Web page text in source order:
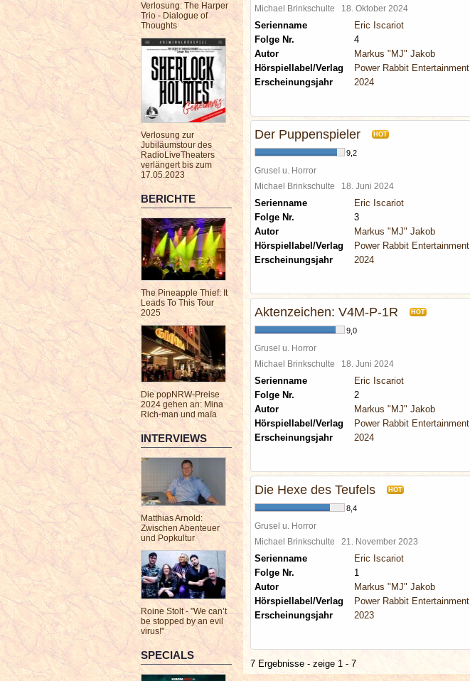
Verlosung: The Harper
Trio - Dialogue of
Thoughts
Verlosung zur
Jubiläumstour des
RadioLiveTheaters
verlängert bis zum
17.05.2023
BERICHTE
The Pineapple Thief: It
Leads To This Tour
2025
Die popNRW-Preise
2024 gehen an: Mina
Rich-man und maïa
INTERVIEWS
Matthias Arnold:
Zwischen Abenteuer
und Popkultur
Roine Stolt - "We can’t
be stopped by an evil
virus!"
SPECIALS
Michael Brinkschulte 18. Oktober 2024
Serienname
Eric Iscariot
Folge Nr.
4
Autor
Markus "MJ" Jakob
Hörspiellabel/Verlag
Power Rabbit Entertainment
Erscheinungsjahr
2024
Der Puppenspieler HOT
9,2
Grusel u. Horror
Michael Brinkschulte 18. Juni 2024
Serienname
Eric Iscariot
Folge Nr.
3
Autor
Markus "MJ" Jakob
Hörspiellabel/Verlag
Power Rabbit Entertainment
Erscheinungsjahr
2024
Aktenzeichen: V4M-P-1R HOT
9,0
Grusel u. Horror
Michael Brinkschulte 18. Juni 2024
Serienname
Eric Iscariot
Folge Nr.
2
Autor
Markus "MJ" Jakob
Hörspiellabel/Verlag
Power Rabbit Entertainment
Erscheinungsjahr
2024
Die Hexe des Teufels HOT
8,4
Grusel u. Horror
Michael Brinkschulte 21. November 2023
Serienname
Eric Iscariot
Folge Nr.
1
Autor
Markus "MJ" Jakob
Hörspiellabel/Verlag
Power Rabbit Entertainment
Erscheinungsjahr
2023
7 Ergebnisse - zeige 1 - 7